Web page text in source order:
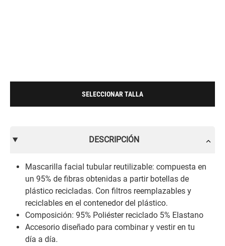
SELECCIONAR TALLA
DESCRIPCIÓN
Mascarilla facial tubular reutilizable: compuesta en
un 95% de fibras obtenidas a partir botellas de
plástico recicladas. Con filtros reemplazables y
reciclables en el contenedor del plástico.
Composición: 95% Poliéster reciclado 5% Elastano
Accesorio diseñado para combinar y vestir en tu
día a día.